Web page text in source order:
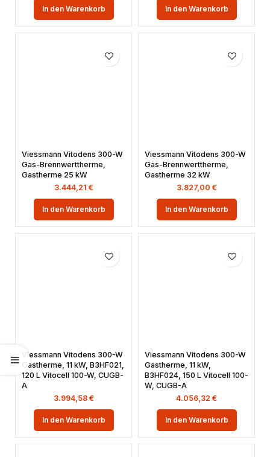
In den Warenkorb In den Warenkorb
Viessmann Vitodens 300-W
Gas-Brennwerttherme,
Gastherme 25 kW
3.444,21 €
In den Warenkorb
Viessmann Vitodens 300-W
Gas-Brennwerttherme,
Gastherme 32 kW
3.827,00 €
In den Warenkorb
Viessmann Vitodens 300-W
Gastherme, 11 kW, B3HF021,
120 L Vitocell 100-W, CUGB-
A
3.994,58 €
In den Warenkorb
Viessmann Vitodens 300-W
Gastherme, 11 kW,
B3HF024, 150 L Vitocell 100-
W, CUGB-A
4.056,32 €
In den Warenkorb